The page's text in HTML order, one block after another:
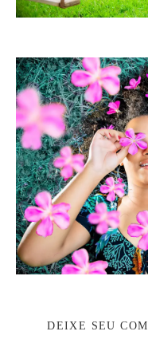
DEIXE SEU